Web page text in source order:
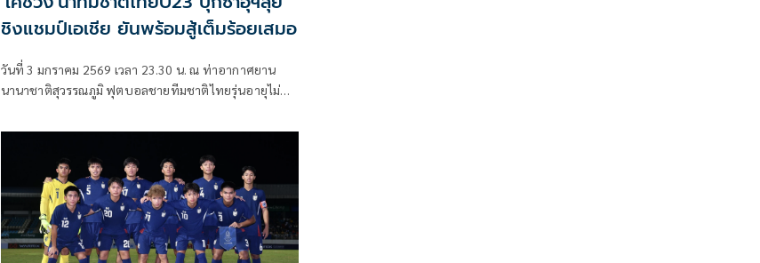
ชิงแชมป์เอเชีย ยันพร้อมสู้เต็มร้อยเสมอ
วันที่ 3 มกราคม 2569 เวลา 23.30 น. ณ ท่าอากาศยาน
นานาชาติสุวรรณภูมิ ฟุตบอลชายทีมชาติไทยรุ่นอายุไม่
ประเทศ ซาอุดีอาระเบีย เพื่อเข้าร่วมการแข่งขันฟุตบอลชิง
ครั้งนี้นำโดย ธวัชขัย ดำรงอ่องตระกูล หัวหน้าผู้ฝึกสอน
พร้อมด้วยนักเตะทั้ง 23 ราย